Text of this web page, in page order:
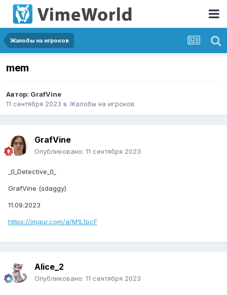
Жалобы на игроков
mem
Автор: GrafVine
11 сентября 2023 в Жалобы на игроков
GrafVine
Опубликовано: 11 сентября 2023
_0_Detective_0_
GrafVine (sdaggy)
11.09.2023
https://imgur.com/a/M1L1pcF
Alice_2
Опубликовано: 11 сентября 2023